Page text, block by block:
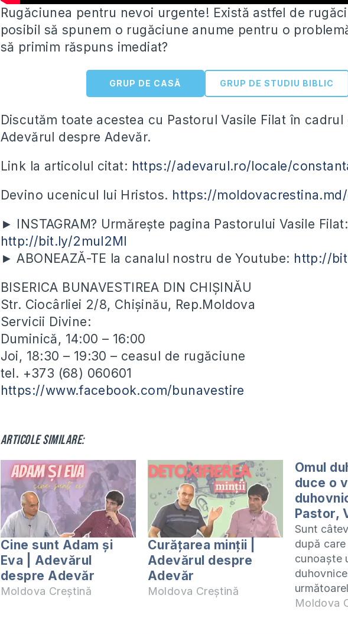
Rugăciunea pentru nevoi urgente! Există astfel de
posibil să spunem o rugăciune anume pentru o
să primim răspuns imediat?
GRUP DE CASĂ GRUP DE STUDIU BIBLIC
Discutăm toate acestea cu Pastorul Vasile Filat în cadrul
Adevărul despre Adevăr.
Link la articolul citat: https://adevarul.ro/locale/
Devino ucenicul lui Hristos. https://
► INSTAGRAM? Urmărește pagina Pastorului Vasile Filat:
http://bit.ly/2mul2Ml
► ABONEAZĂ-TE la canalul nostru de Youtube: http://
BISERICA BUNAVESTIREA DIN CHIȘINĂU
Str. Ciocârliei 2/8, Chișinău, Rep.Moldova
Servicii Divine:
Duminică, 14:00​ – 16:00​
Joi, 18:30​ – 19:30​ – ceasul de rugăciune
tel. +373 (68) 060601
https://www.facebook.com/bunavestire
Articole similare:
Cine sunt Adam și
Eva | Adevărul
despre Adevăr
Moldova Creștină
Curățarea minții |
Adevărul despre
Adevăr
Moldova Creștină
Omul
duce o
Pastor,
Sunt
după
cunoaște
regulată
Moldova